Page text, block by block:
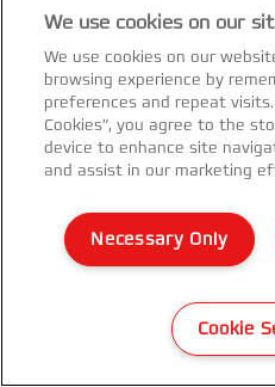
Peignes
8 mm, argentés
VOIR LE
OÙ
We use cookies on our
We use cookies on our
browsing experience by
preferences and repeat visits.
Cookies”, you agree to the
device to enhance site
and assist in our marketing
Necessary Only
Cookie